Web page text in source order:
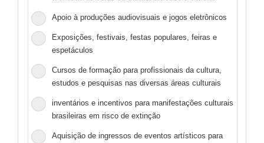
Apoio à produções audiovisuais e jogos eletrônicos
Exposições, festivais, festas populares, feiras e
espetáculos
Cursos de formação para profissionais da cultura,
estudos e pesquisas nas diversas áreas culturais
inventários e incentivos para manifestações culturais
brasileiras em risco de extinção
Aquisição de ingressos de eventos artísticos para